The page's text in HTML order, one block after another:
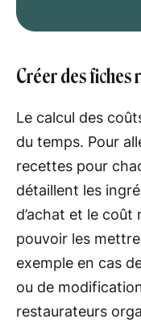
Créer des fiches
Le calcul des
du temps. Pour
recettes pour
détaillent les
d’achat et le
pouvoir les
exemple en cas
ou de
restaurateurs